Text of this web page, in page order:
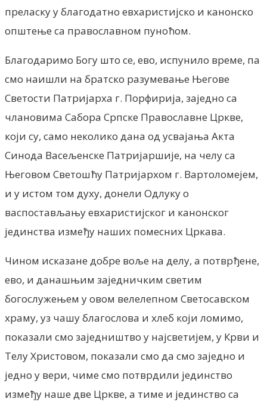
преласку у благодатно евхаристијско и канонско
општење са православном пуноћом.
Благодаримо Богу што се, ево, испунило време, па
смо наишли на братско разумевање Његове
Светости Патријарха г. Порфирија, заједно са
члановима Сабора Српске Православне Цркве,
који су, само неколико дана од усвајања Акта
Синода Васељенске Патријаршије, на челу са
Његовом Светошћу Патријархом г. Вартоломејем,
и у истом том духу, донели Одлуку о
васпостављању евхаристијског и канонског
јединства између наших помесних Цркава.
Чином исказане добре воље на делу, а потврђене,
ево, и данашњим заједничким светим
богослужењем у овом велелепном Светосавском
храму, уз чашу благослова и хлеб који ломимо,
показали смо заједништво у најсветијем, у Крви и
Телу Христовом, показали смо да смо заједно и
једно у вери, чиме смо потврдили јединство
између наше две Цркве, а тиме и јединство са